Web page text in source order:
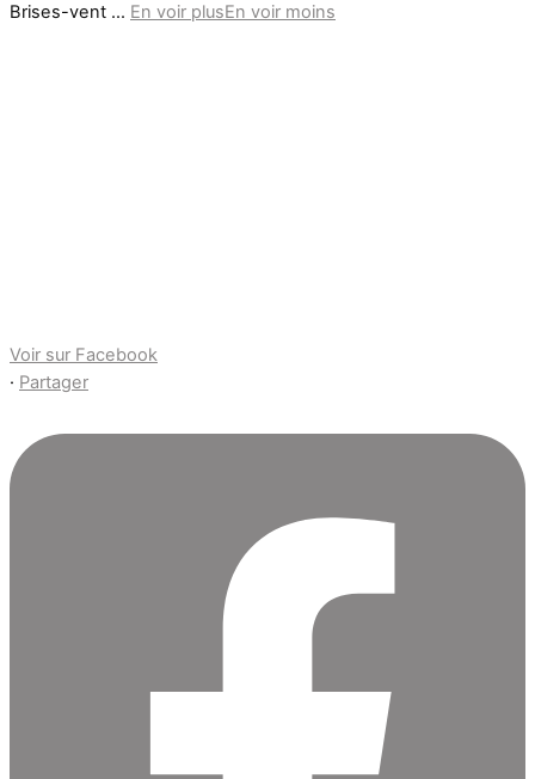
Brises-vent ... En voir plusEn voir moins
Voir sur Facebook
· Partager